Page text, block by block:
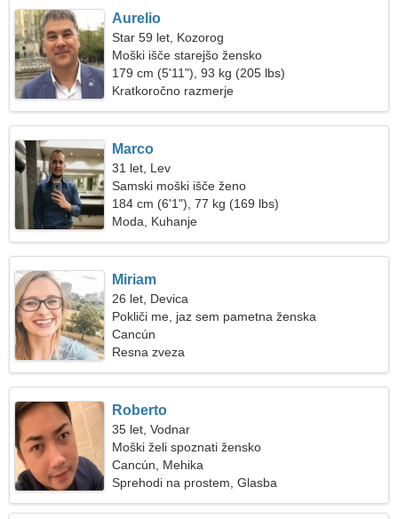
Aurelio
Star 59 let, Kozorog
Moški išče starejšo žensko
179 cm (5'11"), 93 kg (205 lbs)
Kratkoročno razmerje
Marco
31 let, Lev
Samski moški išče ženo
184 cm (6'1"), 77 kg (169 lbs)
Moda, Kuhanje
Miriam
26 let, Devica
Pokliči me, jaz sem pametna ženska
Cancún
Resna zveza
Roberto
35 let, Vodnar
Moški želi spoznati žensko
Cancún, Mehika
Sprehodi na prostem, Glasba